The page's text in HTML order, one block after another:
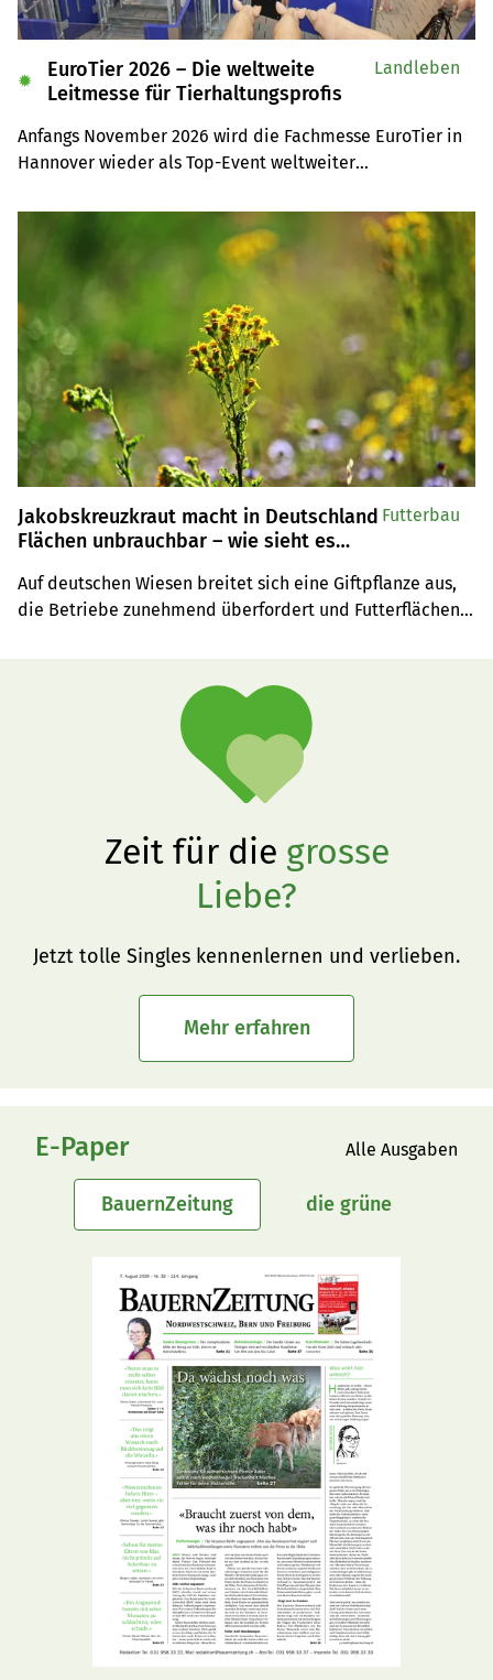
EuroTier 2026 – Die weltweite
Leitmesse für Tierhaltungsprofis
Anfangs November 2026 wird die Fachmesse EuroTier in
Hannover wieder als Top-Event weltweiter
Leserreise sind Sie selber mit dabei.
✹
Landleben
Jakobskreuzkraut macht in Deutschland
Flächen unbrauchbar – wie sieht es
Auf deutschen Wiesen breitet sich eine Giftpflanze aus,
die Betriebe zunehmend überfordert und Futterflächen
es noch ruhig – doch wie gut ist das eigentlich
Futterbau
Zeit für die grosse
Liebe?
Jetzt tolle Singles kennenlernen und verlieben.
Mehr erfahren
E-Paper Alle Ausgaben
BauernZeitung die grüne